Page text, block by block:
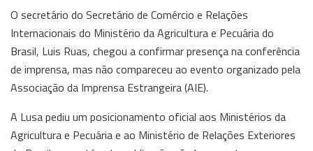
O secretário do Secretário de Comércio e Relações
Internacionais do Ministério da Agricultura e Pecuária do
Brasil, Luis Ruas, chegou a confirmar presença na conferência
de imprensa, mas não compareceu ao evento organizado pela
Associação da Imprensa Estrangeira (AIE).
A Lusa pediu um posicionamento oficial aos Ministérios da
Agricultura e Pecuária e ao Ministério de Relações Exteriores